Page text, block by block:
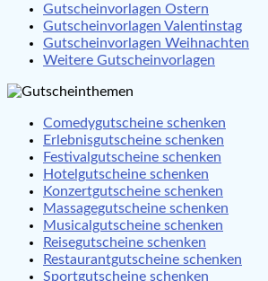
Gutscheinvorlagen Ostern
Gutscheinvorlagen Valentinstag
Gutscheinvorlagen Weihnachten
Weitere Gutscheinvorlagen
Comedygutscheine schenken
Erlebnisgutscheine schenken
Festivalgutscheine schenken
Hotelgutscheine schenken
Konzertgutscheine schenken
Massagegutscheine schenken
Musicalgutscheine schenken
Reisegutscheine schenken
Restaurantgutscheine schenken
Sportgutscheine schenken